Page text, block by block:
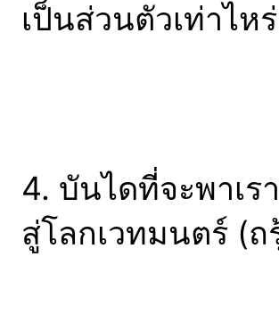
เป็นส่วนตัวเท่าไห
4. บันไดที่จะพาเร
สู่โลกเวทมนตร์ (ถ